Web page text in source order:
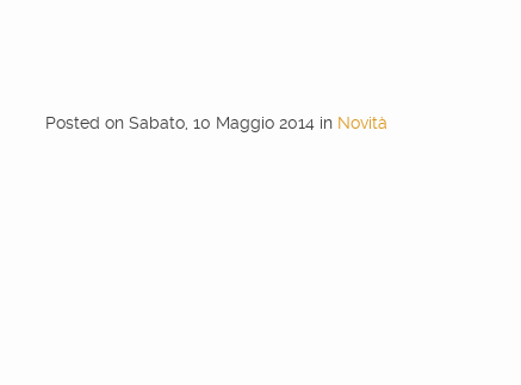
Posted on Sabato, 10 Maggio 2014 in Novità